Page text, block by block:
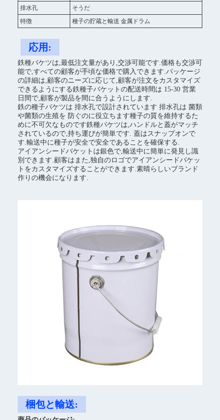
排水孔
そうだ
特徴
種子の貯蔵と輸送 金属ドラム
応用:
鉄種バケツは,最低注文量があり,交渉可能です.価格も交渉可
能で,すべての顧客が手頃な価格で購入できます.パッケージ
の詳細は,顧客のニーズに応じて,顧客が注文をカスタマイズ
できるようにする鉄種子バケットの配送時間は 15-30 営業
日間で,顧客が製品を間に合うようにします.
鉄の種子バケツは 排水孔で設計されています 排水孔は 菌類
や菌類の生殖を 防ぐのに役立ちます種子の質を維持するた
めに不可欠なものです鉄種バケツは,ハンドルと蓋がマッチ
されているので,持ち運びが簡単です. 蓋はスナップオンで
す.輸送中に種子が安全で安全であることを確保する.
アイアンシードバケットは銀色で,輸送中に簡単に発見し識
別できます.顧客はまた,独自のロゴでアイアンシードバケッ
トをカスタマイズすることができます.素晴らしいブランド
作りの機会になります.
梱包と輸送: